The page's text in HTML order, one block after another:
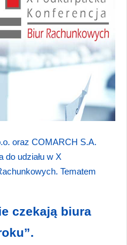
oraz COMARCH S.A.
do udziału w X
Tematem
czekają biura